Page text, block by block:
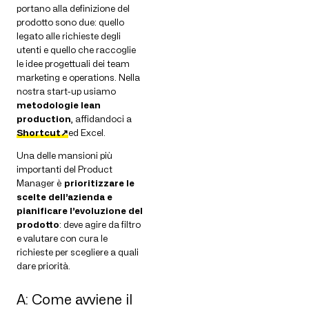
portano alla definizione del
prodotto sono due: quello
legato alle richieste degli
utenti e quello che raccoglie
le idee progettuali dei team
marketing e operations. Nella
nostra start-up usiamo
metodologie lean
production , affidandoci a
Shortcut↗ed Excel.
Una delle mansioni più
importanti del Product
Manager è prioritizzare le
scelte dell’azienda e
pianificare l’evoluzione del
prodotto: deve agire da filtro
e valutare con cura le
richieste per scegliere a quali
dare priorità.
A: Come avviene il